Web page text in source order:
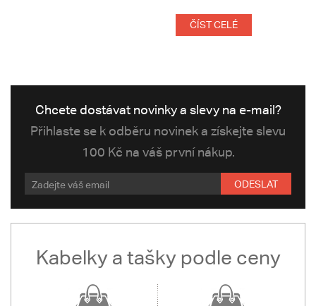
ČÍST CELÉ
Chcete dostávat novinky a slevy na e-mail?
Přihlaste se k odběru novinek a získejte slevu
100 Kč na váš první nákup.
ODESLAT
Kabelky a tašky podle ceny